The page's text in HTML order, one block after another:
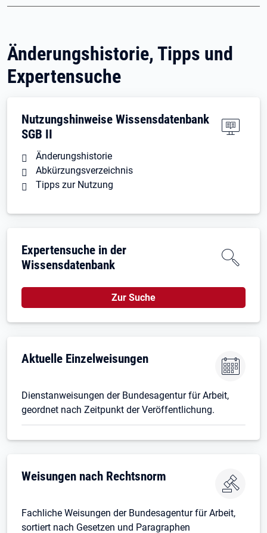
Änderungshistorie, Tipps und
Expertensuche
Nutzungshinweise Wissensdatenbank
SGB II
Änderungshistorie
Abkürzungsverzeichnis
Tipps zur Nutzung
Expertensuche in der
Wissensdatenbank
Zur Suche
Aktuelle Einzelweisungen
Dienstanweisungen der Bundesagentur für Arbeit,
geordnet nach Zeitpunkt der Veröffentlichung.
Weisungen nach Rechtsnorm
Fachliche Weisungen der Bundesagentur für Arbeit,
sortiert nach Gesetzen und Paragraphen